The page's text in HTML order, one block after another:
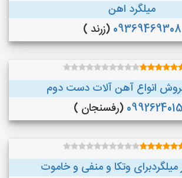
میلگرد اهن
09369469308 (زرند )
انواع آهن آلات دست دوم
(رفسنجان )
میلگردبرای وتکا و منفی و خاموت